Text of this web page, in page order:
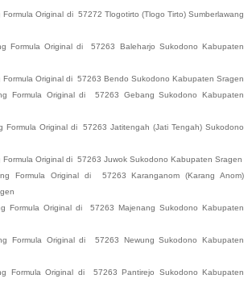
Formula Original di 57272 Tlogotirto (Tlogo Tirto) Sumberlawang
Formula Original di 57263 Baleharjo Sukodono
Kabupaten
Formula Original di 57263 Bendo Sukodono Kabupaten Sragen
Formula Original di 57263 Gebang Sukodono
Kabupaten
Formula Original di 57263 Jatitengah (Jati Tengah) Sukodono
Formula Original di 57263 Juwok Sukodono Kabupaten Sragen
Formula Original di 57263
Karanganom (Karang Anom)
Formula Original di 57263 Majenang Sukodono
Kabupaten
Formula Original di 57263 Newung Sukodono
Kabupaten
Formula Original di 57263 Pantirejo Sukodono
Kabupaten